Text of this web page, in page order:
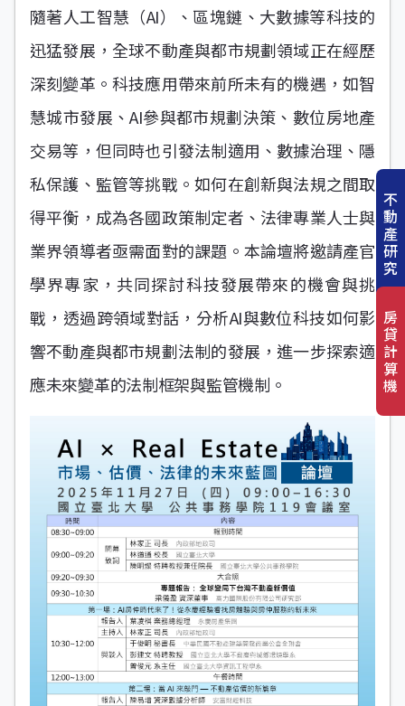
隨著人工智慧（AI）、區塊鏈、大數據等科技的
迅猛發展，全球不動產與都市規劃領域正在經歷
深刻變革。科技應用帶來前所未有的機遇，如智
慧城市發展、AI參與都市規劃決策、數位房地產
交易等，但同時也引發法制適用、數據治理、隱
私保護、監管等挑戰。如何在創新與法規之間取
得平衡，成為各國政策制定者、法律專業人士與
業界領導者亟需面對的課題。本論壇將邀請產官
學界專家，共同探討科技發展帶來的機會與挑
戰，透過跨領域對話，分析AI與數位科技如何影
響不動產與都市規劃法制的發展，進一步探索適
應未來變革的法制框架與監管機制。
不
動
產
研
究
房
貸
計
算
機